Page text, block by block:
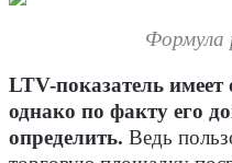
Формула
LTV-показатель имеет
однако по факту его
определить. Ведь